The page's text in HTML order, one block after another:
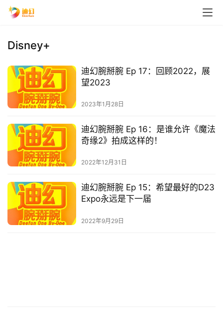
Disney+
迪幻腕掰腕 Ep 17：回顾2022，展
望2023
2023年1月28日
迪幻腕掰腕 Ep 16：是谁允许《魔法
奇缘2》拍成这样的！
2022年12月31日
迪幻腕掰腕 Ep 15：希望最好的D23
Expo永远是下一届
2022年9月29日